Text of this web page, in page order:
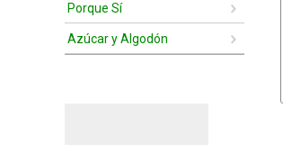
Porque Sí
Azúcar y Algodón